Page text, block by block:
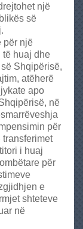
një
së
për një
të huaj dhe
Shqipërisë,
atëherë
apo
në
për
i huaj
për
e
shteteve
në